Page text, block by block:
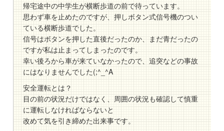
帰宅途中の中学生が横断歩道の前で待っています。
思わず車を止めたのですが、押しボタン式信号機のつい
ている横断歩道でした。
信号はボタンを押した直後だったのか、まだ青だったの
ですが私は止まってしまったのです。
幸い後ろから車が来ていなかったので、追突などの事故
にはなりませんでした(;^_^A
安全運転とは？
目の前の状況だけではなく、周囲の状況も確認して慎重
に運転しなければならないと
改めて気を引き締めた出来事です。